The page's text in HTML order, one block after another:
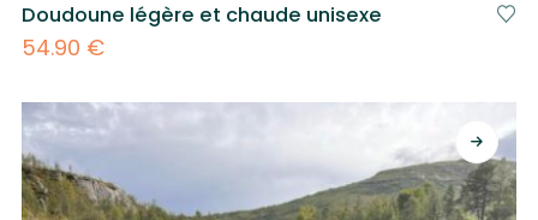
Doudoune légère et chaude unisexe
54.90 €